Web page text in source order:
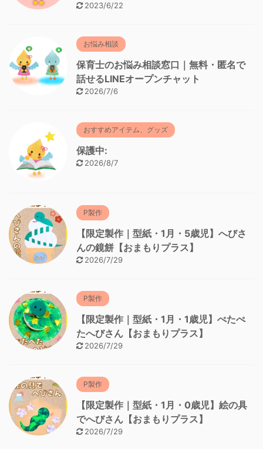
2023/6/22
お悩み相談
保育士のお悩み相談窓口｜無料・匿名で
話せるLINEオープンチャット
2026/7/6
おすすめアイテム、グッズ
保護中:
2026/8/7
P製作
【限定製作｜型紙・1月・5歳児】へびさ
んの鏡餅【おまもりプラス】
2026/7/29
P製作
【限定製作｜型紙・1月・1歳児】ぺたぺ
たへびさん【おまもりプラス】
2026/7/29
P製作
【限定製作｜型紙・1月・0歳児】絵の具
でへびさん【おまもりプラス】
2026/7/29